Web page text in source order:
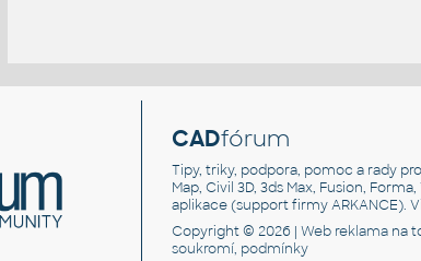
CADfórum
Tipy, triky, podpora, pomoc a rady
Map, Civil 3D, 3ds Max, Fusion,
aplikace (support firmy ARKANCE).
Copyright © 2026 |Web reklama na
soukromí, podmínky